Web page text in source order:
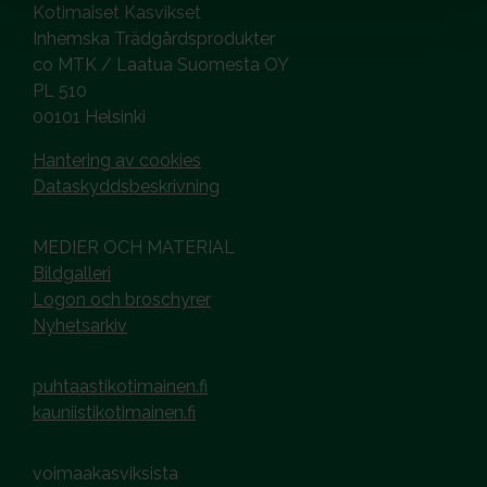
Kotimaiset Kasvikset
Inhemska Trädgårdsprodukter
co MTK / Laatua Suomesta OY
PL 510
00101 Helsinki
Hantering av cookies
Dataskyddsbeskrivning
MEDIER OCH MATERIAL
Bildgalleri
Logon och broschyrer
Nyhetsarkiv
puhtaastikotimainen.fi
kauniistikotimainen.fi
voimaakasviksista